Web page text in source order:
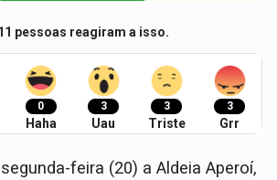
pessoas reagiram a isso.
0
Haha
3
Uau
3
Triste
3
Grr
feira (20) a Aldeia Aperoí,